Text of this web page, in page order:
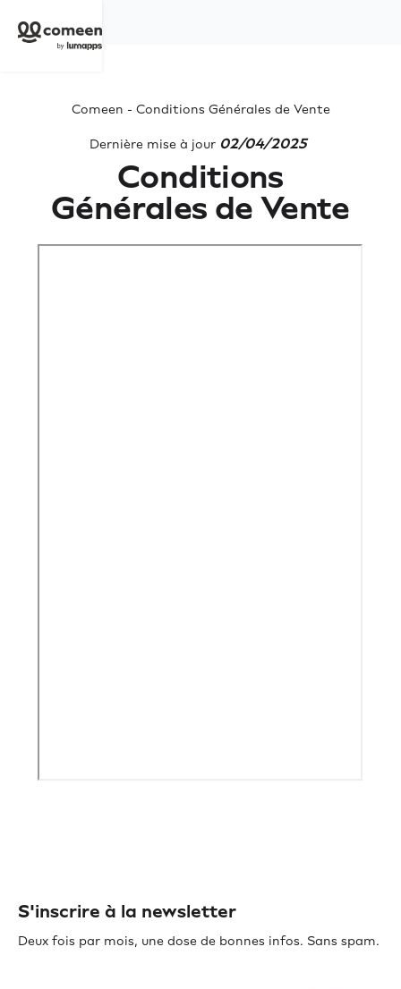
Comeen - Conditions Générales de Vente
Dernière mise à jour 02/04/2025
Conditions
Générales de Vente
S'inscrire à la newsletter
Deux fois par mois, une dose de bonnes infos. Sans spam.